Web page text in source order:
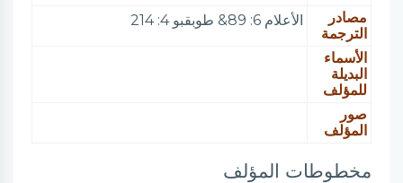
مصادر
الترجمة
الأعلام 6: 89& طوبقبو 4: 214
الأسماء
البديلة
للمؤلف
صور
المؤلف
مخطوطات المؤلف